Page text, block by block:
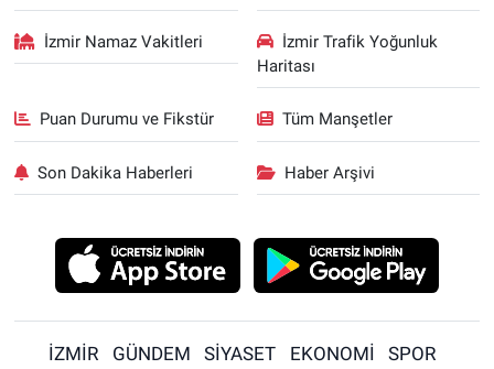
İzmir Namaz Vakitleri
İzmir Trafik Yoğunluk
Haritası
Puan Durumu ve Fikstür Tüm Manşetler
Son Dakika Haberleri Haber Arşivi
İZMİR GÜNDEM SİYASET EKONOMİ
SPOR